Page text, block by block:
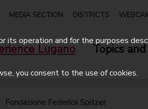
MEDIA SECTION DISTRICTS
Lugano Topics
Fondazione Federica Spitzer
operation and for the purposes
you consent to the use of cookies.